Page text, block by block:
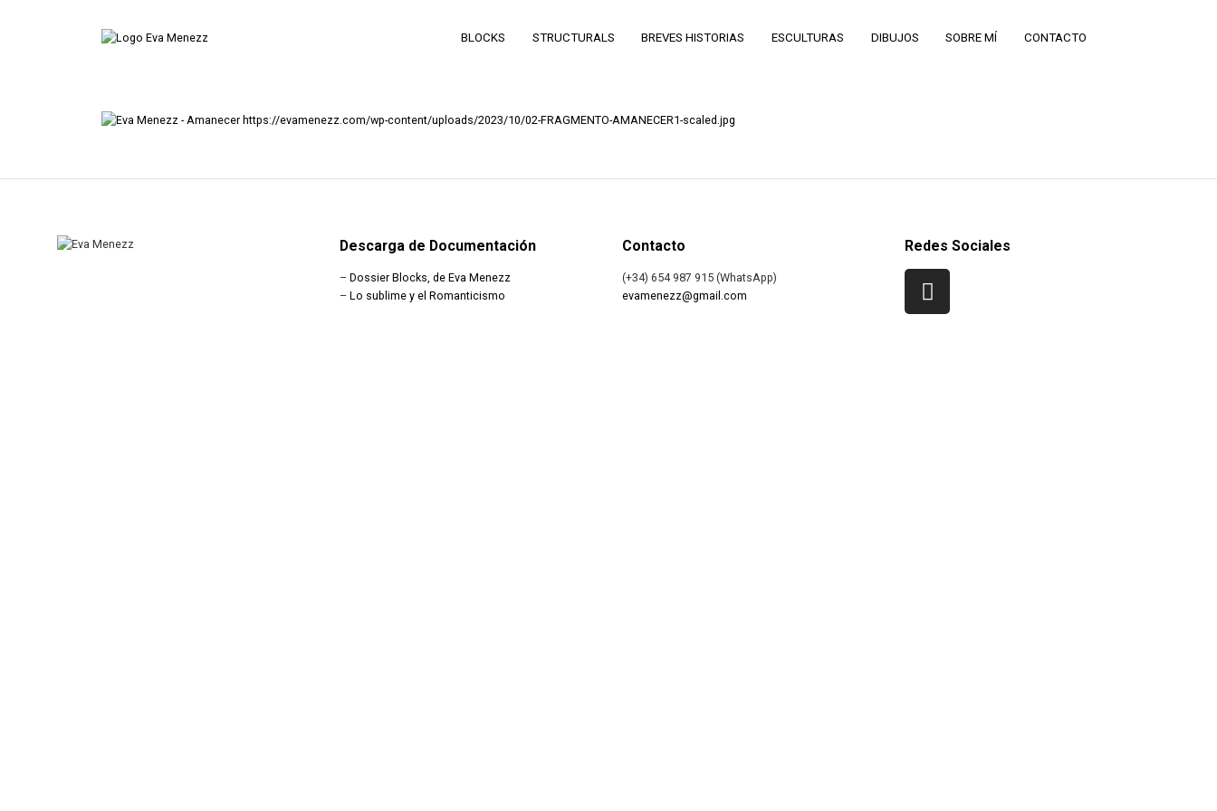
BLOCKS STRUCTURALS BREVES HISTORIAS ESCULTURAS DIBUJOS SOBRE MÍ CONTACTO
https://evamenezz.com/wp-content/uploads/2023/10/02-FRAGMENTO-AMANECER1-scaled.jpg
Descarga de Documentación
– Dossier Blocks, de Eva Menezz
– Lo sublime y el Romanticismo
Contacto
(+34) 654 987 915 (WhatsApp)
evamenezz@gmail.com
Redes Sociales